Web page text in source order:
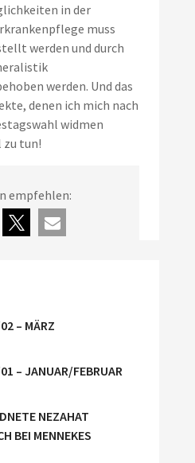
in der
muss
werden und durch
werden. Und das
denen ich mich nach
widmen
zu tun!
empfehlen:
– MÄRZ
– JANUAR/FEBRUAR
NEZAHAT
BEI MENNEKES